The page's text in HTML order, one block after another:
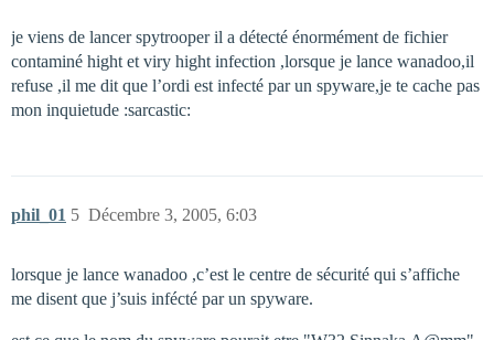
je viens de lancer spytrooper il a détecté énormément de fichier
contaminé hight et viry hight infection ,lorsque je lance wanadoo,il
refuse ,il me dit que l’ordi est infecté par un spyware,je te cache pas
mon inquietude :sarcastic:
phil_01 Décembre 3, 2005, 6:03
5
lorsque je lance wanadoo ,c’est le centre de sécurité qui s’affiche
me disent que j’suis infécté par un spyware.